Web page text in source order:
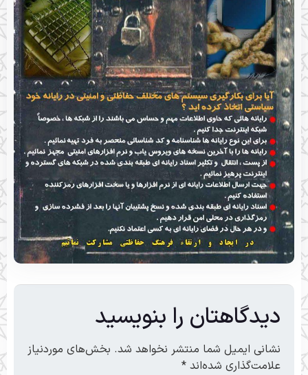
دیدگاهتان را بنویسید
نشانی ایمیل شما منتشر نخواهد شد. بخش‌های موردنیاز
علامت‌گذاری شده‌اند *